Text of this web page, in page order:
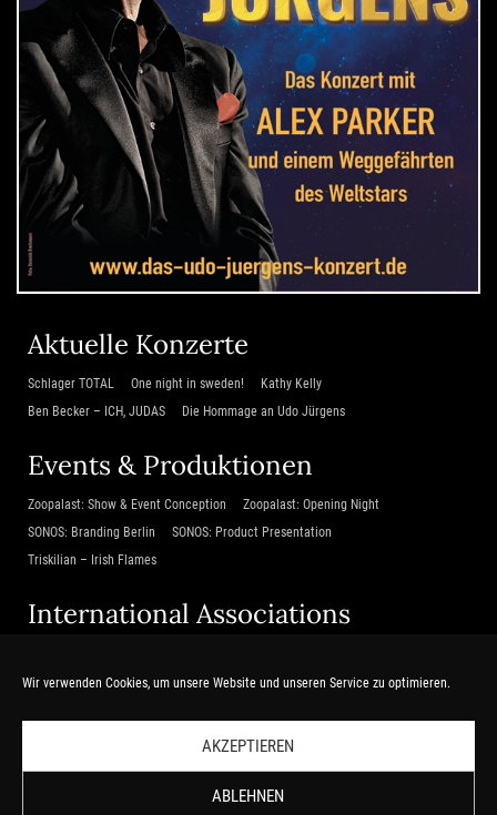
Wir verwenden Cookies, um unsere Website und unseren Service zu optimieren.
AKZEPTIEREN
ABLEHNEN
Aktuelle Konzerte
Schlager TOTAL One night in sweden!
Kathy Kelly
Ben Becker – ICH, JUDAS
Die Hommage an Udo Jürgens
Events & Produktionen
Zoopalast: Show & Event Conception
Zoopalast: Opening Night
SONOS: Branding Berlin
SONOS: Product Presentation
Triskilian – Irish Flames
International Associations
Zubin Mehta & das Israel Philharmonic Orchestra
Service